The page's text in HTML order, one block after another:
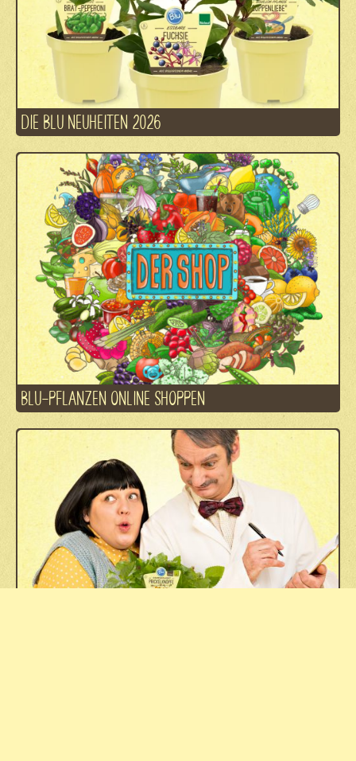
DIE BLU NEUHEITEN 2026
BLU-PFLANZEN ONLINE SHOPPEN